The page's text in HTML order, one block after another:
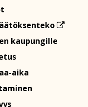
kaupungille
aika